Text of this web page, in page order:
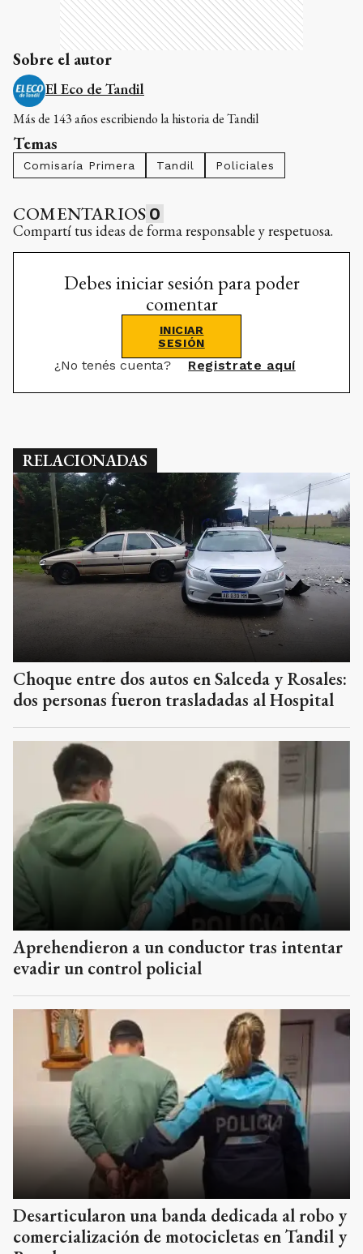
Sobre el autor
El Eco de Tandil
Más de 143 años escribiendo la historia de Tandil
Temas
Comisaría Primera Tandil Policiales
COMENTARIOS 0
Compartí tus ideas de forma responsable y respetuosa.
Debes iniciar sesión para poder
comentar
INICIAR
SESIÓN
¿No tenés cuenta? Registrate aquí
RELACIONADAS
Choque entre dos autos en Salceda y Rosales:
dos personas fueron trasladadas al Hospital
Aprehendieron a un conductor tras intentar
evadir un control policial
Desarticularon una banda dedicada al robo y
comercialización de motocicletas en Tandil y